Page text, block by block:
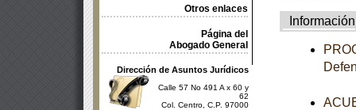
Otros enlaces
Página del
Abogado General
Dirección de Asuntos Jurídicos
Calle 57 No 491 A x 60 y
62
Col. Centro, C.P. 97000
Información